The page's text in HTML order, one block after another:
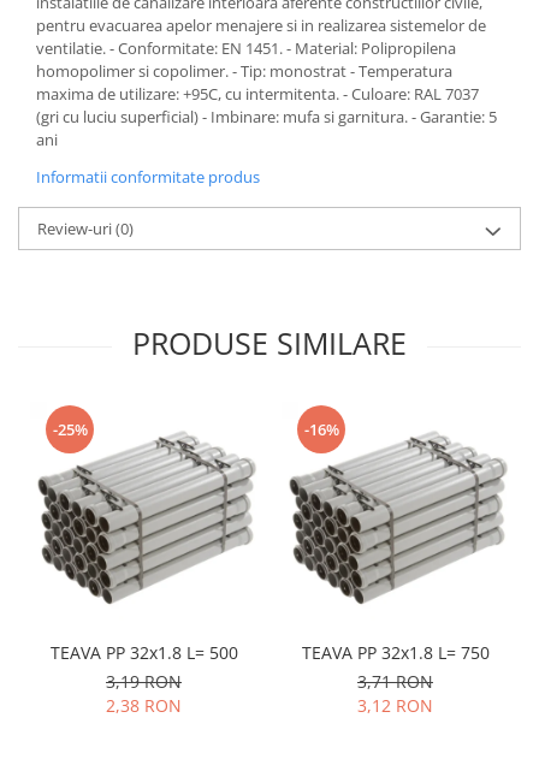
pentru evacuarea apelor menajere si in realizarea sistemelor de
ventilatie. - Conformitate: EN 1451. - Material: Polipropilena
homopolimer si copolimer. - Tip: monostrat - Temperatura
maxima de utilizare: +95C, cu intermitenta. - Culoare: RAL 7037
(gri cu luciu superficial) - Imbinare: mufa si garnitura. - Garantie: 5
ani
Informatii conformitate produs
Review-uri(0)
PRODUSE SIMILARE
-25%
TEAVA PP 32x1.8 L= 500
3,19 RON
2,38 RON
-16%
TEAVA PP 32x1.8 L= 750
3,71 RON
3,12 RON